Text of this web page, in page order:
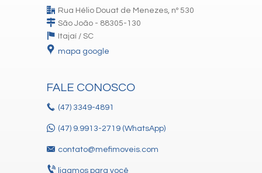
Rua Hélio Douat de Menezes, nº 530
São João - 88305-130
Itajaí / SC
mapa google
FALE CONOSCO
(47) 3349-4891
(47) 9.9913-2719 (WhatsApp)
contato@mefimoveis.com
ligamos para você